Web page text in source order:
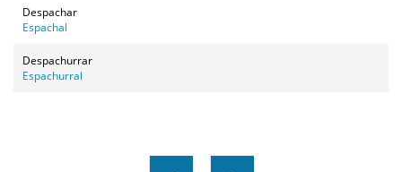
Despachar
Espachal
Despachurrar
Espachurral